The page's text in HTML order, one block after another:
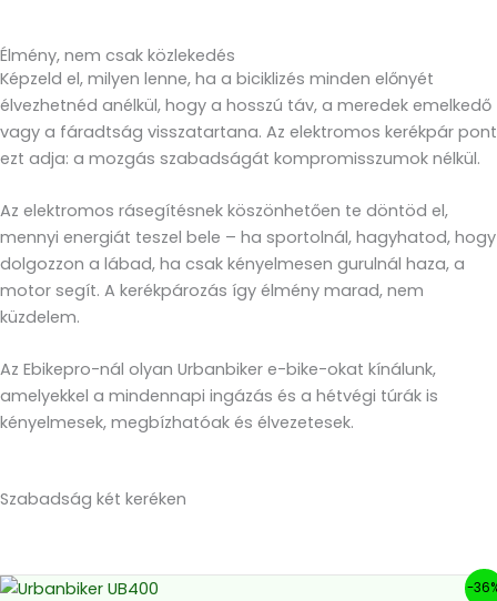
Élmény, nem csak közlekedés
Képzeld el, milyen lenne, ha a biciklizés minden előnyét
élvezhetnéd anélkül, hogy a hosszú táv, a meredek emelkedő
vagy a fáradtság visszatartana. Az elektromos kerékpár pont
ezt adja: a mozgás szabadságát kompromisszumok nélkül.
Az elektromos rásegítésnek köszönhetően te döntöd el,
mennyi energiát teszel bele – ha sportolnál, hagyhatod, hogy
dolgozzon a lábad, ha csak kényelmesen gurulnál haza, a
motor segít. A kerékpározás így élmény marad, nem
küzdelem.
Az Ebikepro-nál olyan Urbanbiker e-bike-okat kínálunk,
amelyekkel a mindennapi ingázás és a hétvégi túrák is
kényelmesek, megbízhatóak és élvezetesek.
Szabadság két keréken
-
Original
Ennek